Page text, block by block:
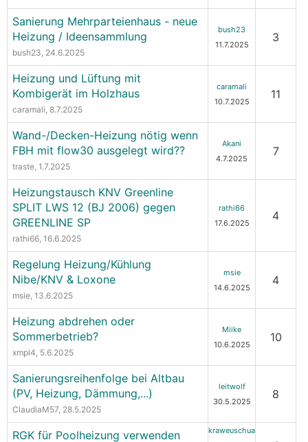
Sanierung Mehrparteienhaus - neue
Heizung / Ideensammlung
bush23, 24.6.2025
bush23
11.7.2025
3
Heizung und Lüftung mit
Kombigerät im Holzhaus
caramali, 8.7.2025
caramali
10.7.2025
11
Wand-/Decken-Heizung nötig wenn
FBH mit flow30 ausgelegt wird??
traste, 1.7.2025
Akani
4.7.2025
7
Heizungstausch KNV Greenline
SPLIT LWS 12 (BJ 2006) gegen
GREENLINE SP
rathi66, 16.6.2025
rathi66
17.6.2025
4
Regelung Heizung/Kühlung
Nibe/KNV & Loxone
msie, 13.6.2025
msie
14.6.2025
4
Heizung abdrehen oder
Sommerbetrieb?
xmpl4, 5.6.2025
Miike
10.6.2025
10
Sanierungsreihenfolge bei Altbau
(PV, Heizung, Dämmung,...)
ClaudiaM57, 28.5.2025
leitwolf
30.5.2025
8
RGK für Poolheizung verwenden
kraweuschua